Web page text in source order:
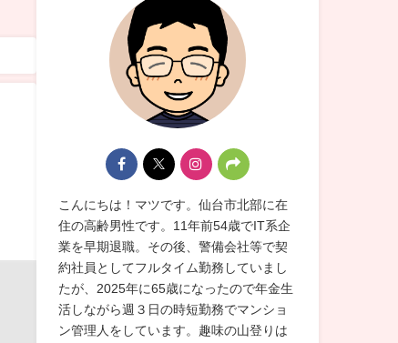
こんにちは！マツです。仙台市北部に在
住の高齢男性です。11年前54歳でIT系企
業を早期退職。その後、警備会社等で契
約社員としてフルタイム勤務していまし
たが、2025年に65歳になったので年金生
活しながら週３日の時短勤務でマンショ
ン管理人をしています。趣味の山登りは